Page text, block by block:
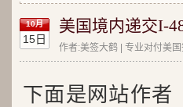
10月
15日
美国境内递交I-
作者:美签大鹤 | 专业对付美
下面是网站作者